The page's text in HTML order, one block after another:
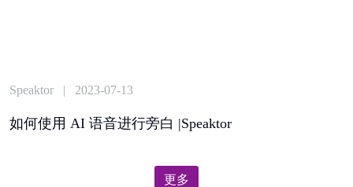
Speaktor | 2023-07-13
如何使用 AI 语音进行旁白 |Speaktor
更多